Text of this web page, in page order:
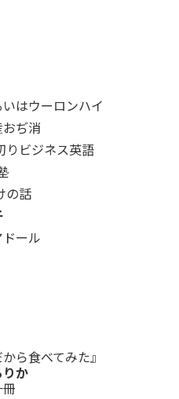
はウーロンハイ
ぢ消
りビジネス英語
の話
ール
ら食べてみた』
か